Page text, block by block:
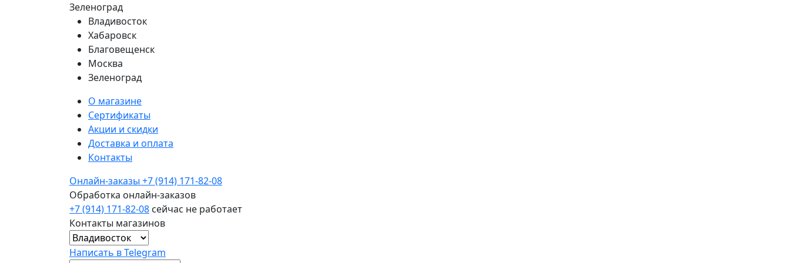
Зеленоград
Владивосток
Хабаровск
Благовещенск
Москва
Зеленоград
О магазине
Сертификаты
Акции и скидки
Доставка и оплата
Контакты
Онлайн-заказы +7 (914) 171-82-08
Обработка онлайн-заказов
+7 (914) 171-82-08 сейчас не работает
Контакты магазинов
Написать в Telegram